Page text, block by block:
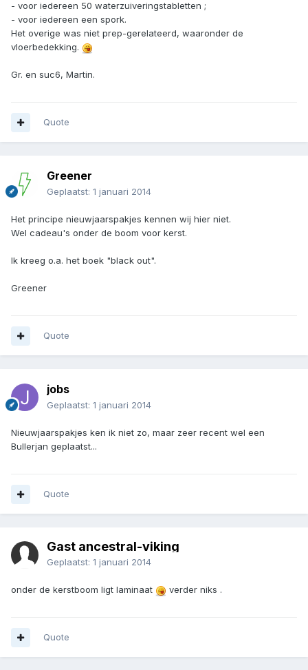
- voor iedereen 50 waterzuiveringstabletten ;
- voor iedereen een spork.
Het overige was niet prep-gerelateerd, waaronder de
vloerbedekking.
Gr. en suc6, Martin.
Quote
Greener
Geplaatst: 1 januari 2014
Het principe nieuwjaarspakjes kennen wij hier niet.
Wel cadeau's onder de boom voor kerst.
Ik kreeg o.a. het boek "black out".
Greener
Quote
jobs
Geplaatst: 1 januari 2014
Nieuwjaarspakjes ken ik niet zo, maar zeer recent wel een
Bullerjan geplaatst...
Quote
Gast ancestral-viking
Geplaatst: 1 januari 2014
onder de kerstboom ligt laminaat verder niks .
Quote